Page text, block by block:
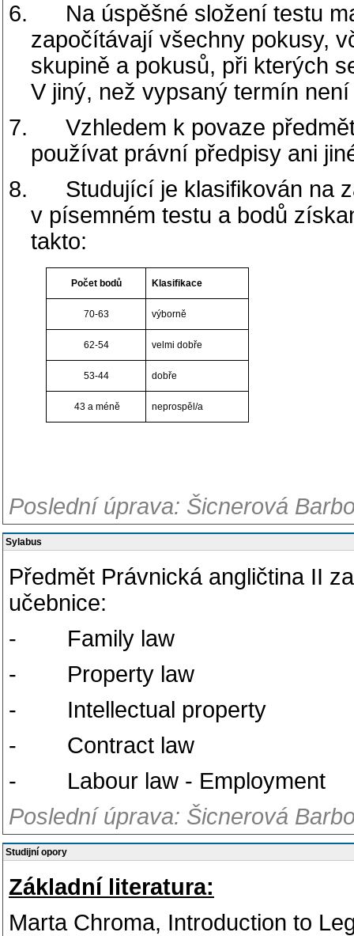
6.
Na úspěšné složení testu
započítávají všechny pokusy,
skupině a pokusů, při kterých
V jiný, než vypsaný termín
7.
Vzhledem k povaze
používat právní předpisy ani
8.
Studující je klasifikován na
v písemném testu a bodů
takto:
Počet bodů Klasifikace
70-63 výborně
62-54 velmi dobře
53-44 dobře
43 a méně neprospěl/a
Poslední úprava: Šicnerová
Sylabus
Předmět Právnická angličtina II
učebnice:
- Family law
- Property law
- Intellectual property
- Contract law
- Labour law - Employment
Poslední úprava: Šicnerová
Studijní opory
Základní literatura:
Marta Chroma, Introduction to